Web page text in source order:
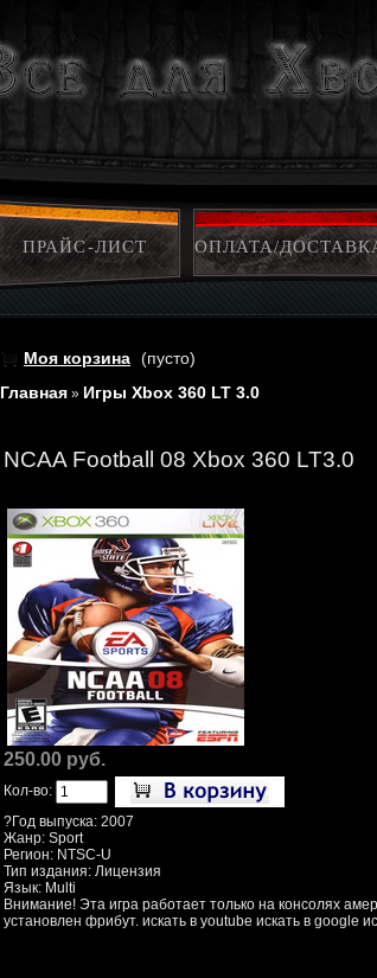
ПРАЙС-ЛИСТ ОПЛАТА/
Моя корзина (пусто)
Главная » Игры Xbox 360 LT 3.0
NCAA Football 08 Xbox 360 LT3.0
250.00 руб.
Кол-во:
?Год выпуска: 2007
Жанр: Sport
Регион: NTSC-U
Тип издания: Лицензия
Язык: Multi
Внимание! Эта игра работает только на консолях
установлен фрибут. искать в youtube искать в google